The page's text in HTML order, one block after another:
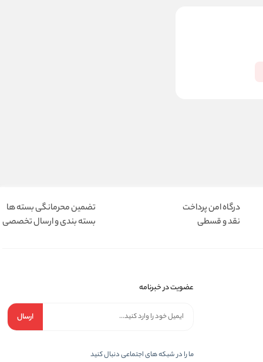
درگاه امن پرداخت
نقد و قسطی
تضمین محرمانگی بسته ها
بسته بندی و ارسال تخصصی
عضویت در خبرنامه
ارسال
ما را در شبکه های اجتماعی دنبال کنید